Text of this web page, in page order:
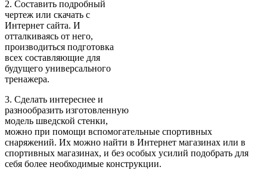
2. Составить подробный
чертеж или скачать с
Интернет сайта. И
отталкиваясь от него,
производиться подготовка
всех составляющие для
будущего универсального
тренажера.
3. Сделать интереснее и
разнообразить изготовленную
модель шведской стенки,
можно при помощи вспомогательные спортивных
снаряжений. Их можно найти в Интернет магазинах или в
спортивных магазинах, и без особых усилий подобрать для
себя более необходимые конструкции.